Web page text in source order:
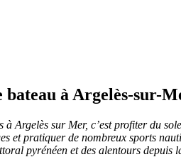
bateau à Argelès-sur-
Argelès sur Mer, c’est profiter du
et pratiquer de nombreux sports
pyrénéen et des alentours depuis